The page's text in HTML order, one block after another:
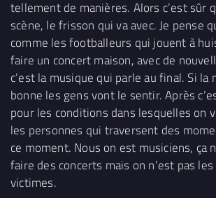
tellement de manières. Alors c’est sûr
scène, le frisson qui va avec. Je pense
comme les footballeurs qui jouent à
faire un concert maison, avec de
c’est la musique qui parle au final. Si la
bonne les gens vont le sentir. Après
pour les conditions dans lesquelles on
les personnes qui traversent des
ce moment. Nous on est musiciens, ça
faire des concerts mais on n’est pas
victimes.